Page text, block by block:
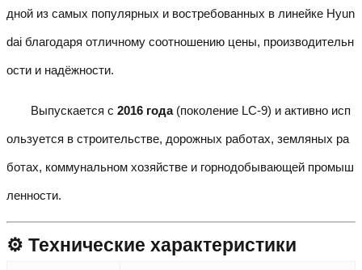
дной из самых популярных и востребованных в линейке Hyun
dai благодаря отличному соотношению цены, производительн
ости и надёжности.
Выпускается с 2016 года(поколение LC-9) и активно исп
ользуется в строительстве, дорожных работах, земляных ра
ботах, коммунальном хозяйстве и горнодобывающей промыш
ленности.
⚙️ Технические характеристики